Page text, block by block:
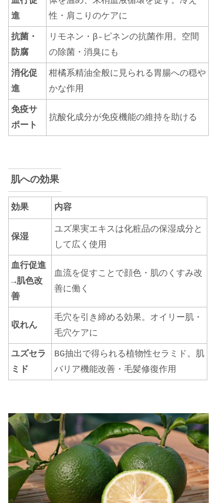
進
性・肩こりのケアに
抗菌・
防腐
リモネン・β-ピネンの抗菌作用。空間
の除菌・消臭にも
消化促
進
柑橘系精油全般に見られる胃腸への穏や
かな作用
免疫サ
ポート
抗酸化成分が免疫機能の維持を助ける
肌への効果
効果 内容
保湿
ユズ果実エキスは化粧品の保湿成分と
して広く使用
血行促進
→肌色改
善
血流を促すことで顔色・肌のくすみ改
善に働く
収れん
毛穴を引き締める効果。オイリー肌・
毛穴ケアに
ユズセラ
ミド
BG抽出で得られる植物性セラミド。肌
バリア機能改善・毛髪修復作用